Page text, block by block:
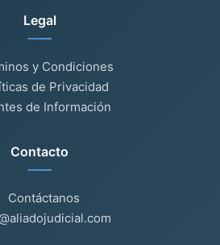
Legal
y Condiciones
de Privacidad
de Información
Contacto
Contáctanos